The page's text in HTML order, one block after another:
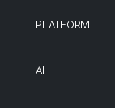
PLATFORM
AI